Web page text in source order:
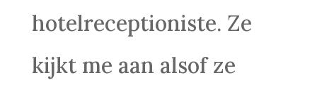
hotelreceptioniste. Ze
kijkt me aan alsof ze